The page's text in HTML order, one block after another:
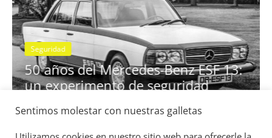
Seguridad
50 años del Mercedes-Benz ESF 13:
un experimento de seguridad
Sentimos molestar con nuestras galletas